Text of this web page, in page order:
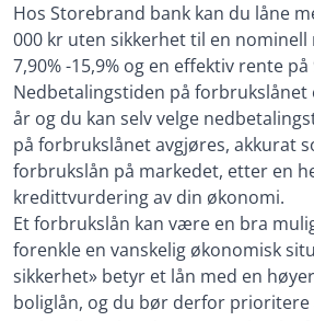
Hos Storebrand bank kan du låne
000 kr uten sikkerhet til en
7,90% -15,9% og en effektiv rente på
Nedbetalingstiden på forbrukslånet
år og du kan selv velge
på forbrukslånet avgjøres, akkurat
forbrukslån på markedet, etter en
kredittvurdering av din økonomi.
Et forbrukslån kan være en bra
forenkle en vanskelig økonomisk
sikkerhet» betyr et lån med en
boliglån, og du bør derfor prioritere